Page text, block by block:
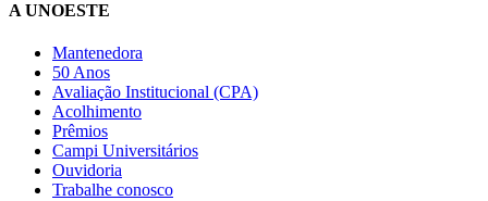
A UNOESTE
Mantenedora
50 Anos
Avaliação Institucional (CPA)
Acolhimento
Prêmios
Campi Universitários
Ouvidoria
Trabalhe conosco